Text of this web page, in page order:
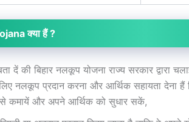
क्या हैं ?
दें की बिहार नलकूप योजना राज्य सरकार द्वारा
नलकूप प्रदान करना और आर्थिक सहायता देना
कमायें और अपने आर्थिक को सुधार सकें,